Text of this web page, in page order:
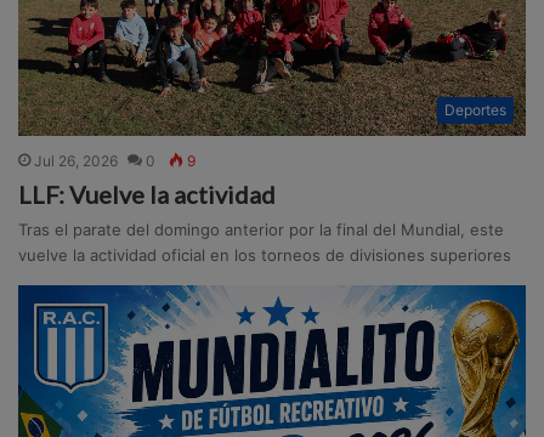
Deportes
Jul 26, 2026 0 9
LLF: Vuelve la actividad
Tras el parate del domingo anterior por la final del Mundial, este
vuelve la actividad oficial en los torneos de divisiones superiores